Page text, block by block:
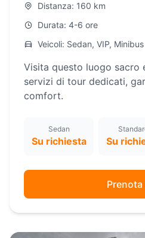
Distanza: 160 km
Durata: 4-6 ore
Veicoli: Sedan, VIP, Minibus
Visita questo luogo sacro
servizi di tour dedicati,
comfort.
Sedan
Su richiesta Su
Prenota